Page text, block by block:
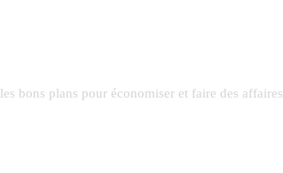
les bons plans pour économiser et faire des affaires